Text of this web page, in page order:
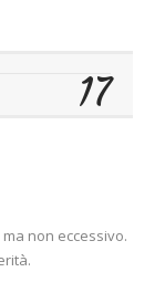
17
non eccessivo.